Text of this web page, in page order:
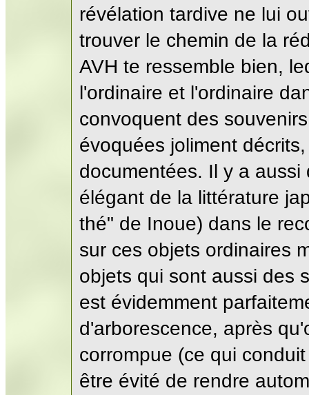
révélation tardive ne lui
trouver le chemin de la
AVH te ressemble bien,
l'ordinaire et l'ordinaire
convoquent des
évoquées joliment
documentées. Il y a
élégant de la littérature
thé" de Inoue) dans le
sur ces objets ordinaires
objets qui sont aussi des
est évidemment
d'arborescence, après
corrompue (ce qui
être évité de rendre